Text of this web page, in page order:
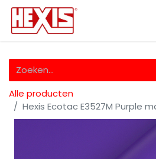
Alle producten
Hexis Ecotac E3527M Purple